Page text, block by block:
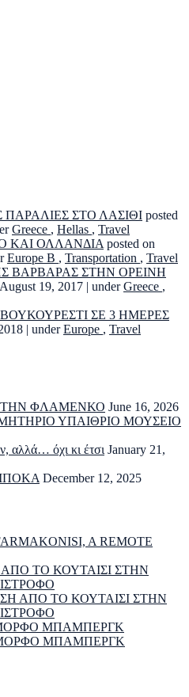
ΣΤΟ ΛΑΣΙΘΙ posted
Greece , Hellas , Travel
ΚΑΙ ΟΛΛΑΝΔΙΑ posted on
Europe B , Transportation , Travel
ΒΑΡΒΑΡΑΣ ΣΤΗΝ ΟΡΕΙΝΗ
19, 2017 | underGreece ,
ΣΕ 3 ΗΜΕΡΕΣ
| underEurope , Travel
ΤΗΝ ΦΛΑΜΕΝΚΟ June 16, 2026
ΥΠΑΙΘΡΙΟ ΜΟΥΣΕΙΟ
αλλά… όχι κι έτσι January 21,
December 12, 2025
A REMOTE
ΤΟ ΚΟΥΤΑΙΣΙ ΣΤΗΝ
ΑΠΟ ΤΟ ΚΟΥΤΑΙΣΙ ΣΤΗΝ
ΜΠΑΜΠΕΡΓΚ
ΜΠΑΜΠΕΡΓΚ